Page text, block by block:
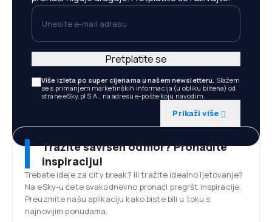
Unesite e-mail adresu
Više izleta po super cijenama u našem newsletteru. Slažem
se s primanjem marketinških informacija (u obliku biltena) od
strane eSky.pl S.A., na adresu e-pošte koju navodim.
Prikaži više
Pretplatite se
Tražite savršen odmor? Pronađite
inspiraciju!
Trebate ideje za city break? Ili tražite idealno ljetovanje?
Na eSky-u ćete svakodnevno pronaći pregršt inspiracije.
Preuzmite našu aplikaciju kako biste bili u toku s
najnovijim ponudama.